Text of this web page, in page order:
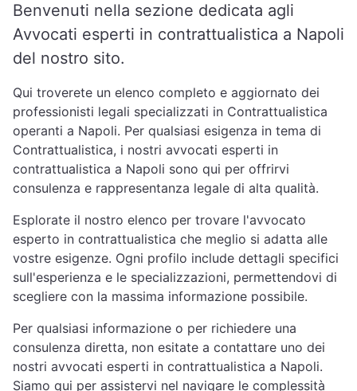
Benvenuti nella sezione dedicata agli
Avvocati esperti in contrattualistica a Napoli
del nostro sito.
Qui troverete un elenco completo e aggiornato dei
professionisti legali specializzati in Contrattualistica
operanti a Napoli. Per qualsiasi esigenza in tema di
Contrattualistica, i nostri avvocati esperti in
contrattualistica a Napoli sono qui per offrirvi
consulenza e rappresentanza legale di alta qualità.
Esplorate il nostro elenco per trovare l'avvocato
esperto in contrattualistica che meglio si adatta alle
vostre esigenze. Ogni profilo include dettagli specifici
sull'esperienza e le specializzazioni, permettendovi di
scegliere con la massima informazione possibile.
Per qualsiasi informazione o per richiedere una
consulenza diretta, non esitate a contattare uno dei
nostri avvocati esperti in contrattualistica a Napoli.
Siamo qui per assistervi nel navigare le complessità